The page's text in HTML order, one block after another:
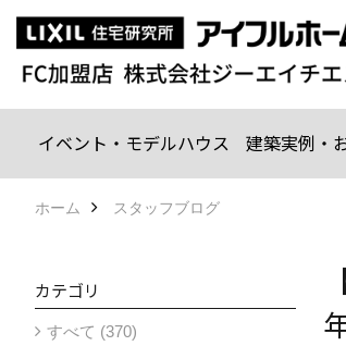
イベント・モデルハウス 建築実例・
ホーム スタッフブログ
カテゴリ
すべて (370)